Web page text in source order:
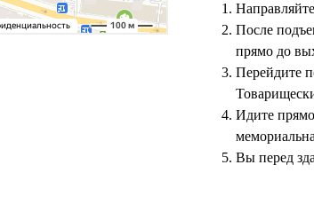
После
прямо до
Перейдите
Идите прямо
Вы перед